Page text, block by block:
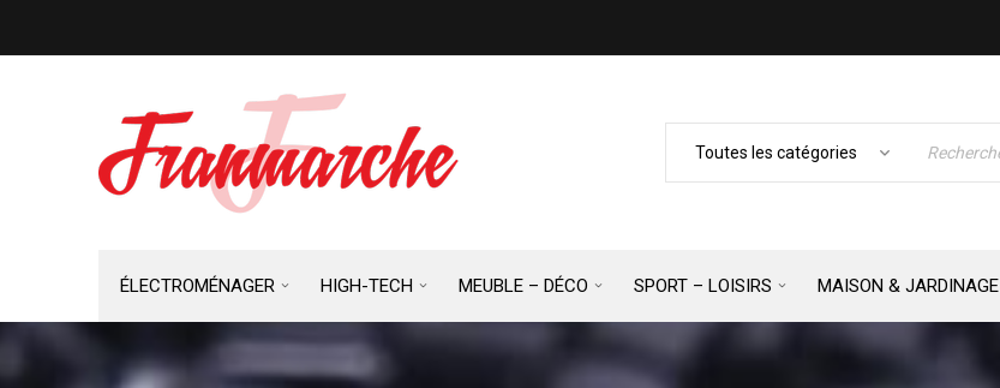
ÉLECTROMÉNAGER HIGH-TECH MEUBLE – DÉCO SPORT – LOISIRS MAISON & JARDINAGE